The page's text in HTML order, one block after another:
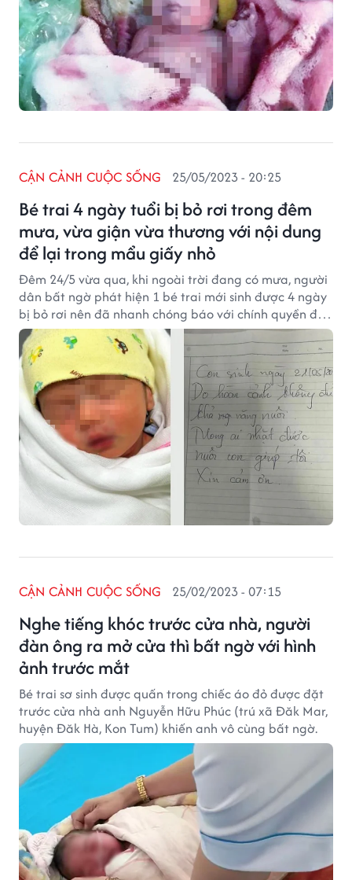
Bé trai 4 ngày tuổi bị bỏ rơi trong đêm
mưa, vừa giận vừa thương với nội dung
để lại trong mẩu giấy nhỏ
CẬN CẢNH CUỘC SỐNG 25/05/2023 - 20:25
Đêm 24/5 vừa qua, khi ngoài trời đang có mưa, người
dân bất ngờ phát hiện 1 bé trai mới sinh được 4 ngày
bị bỏ rơi nên đã nhanh chóng báo với chính quyền địa
phương.
Nghe tiếng khóc trước cửa nhà, người
đàn ông ra mở cửa thì bất ngờ với hình
ảnh trước mắt
CẬN CẢNH CUỘC SỐNG 25/02/2023 - 07:15
Bé trai sơ sinh được quấn trong chiếc áo đỏ được đặt
trước cửa nhà anh Nguyễn Hữu Phúc (trú xã Đăk Mar,
huyện Đăk Hà, Kon Tum) khiến anh vô cùng bất ngờ.